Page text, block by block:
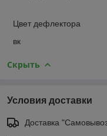
Цвет дефлектора
вк
Скрыть
Условия доставки
Доставка